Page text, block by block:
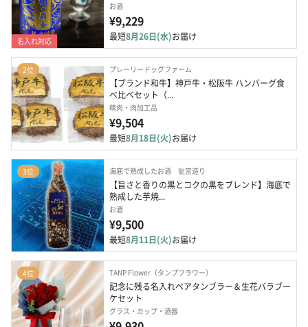
名入れ対応
お酒
¥9,229
最短8月26日(水)お届け
2位 プレーリードッグファーム
【ブランド和牛】神戸牛・松阪牛 ハンバーグ食
べ比べセット（...
精肉・肉加工品
¥9,504
最短8月18日(火)お届け
3位 海底で熟成したお酒 龍宮造り
【旨さと香りの黒とコクの黒をブレンド】海底で
熟成した芋焼...
お酒
¥9,500
最短8月11日(火)お届け
4位 TANP Flower（タンプフラワー）
記念に残る名入れペアタンブラー＆生花バラブー
ケセット
グラス・カップ・酒器